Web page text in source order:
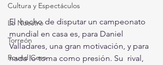
Cultura y Espectáculos
Lo Nuestro
Torreón
Round Cero
El  hecho de disputar un campeonato
mundial en casa es, para Daniel
Valladares, una gran motivación, y para
nada lo toma como presión. Su  rival,